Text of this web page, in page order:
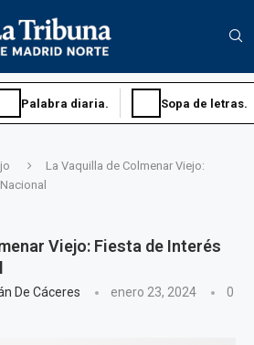
Palabra diaria. Sopa de letras.
La Vaquilla de Colmenar Viejo:
Viejo: Fiesta de Interés
De Cáceres enero 23, 2024
0